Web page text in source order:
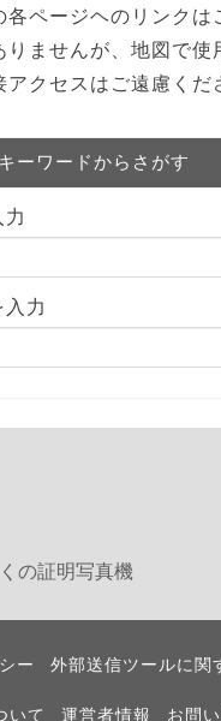
各ページヘのリンクは
りませんが、地図で使
クセスはご遠慮くだ
キーワードからさがす
力
の証明写真機
ー 外部送信ツールに関
いて 運営者情報 お問